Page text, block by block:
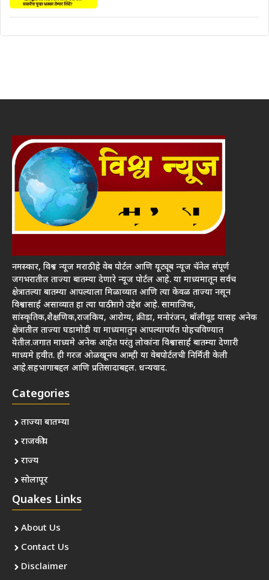
नमस्कार, विश्व न्यूज मराठी हे वेब पोर्टल आणि यूट्यूब न्यूज चॅनेल संपूर्ण
जगभरातील ताज्या बातम्या देणारे न्यूज पोर्टल आहे. या माध्यमातून सर्वच
क्षेत्रातल्या बातम्या आपल्याला मिळाव्यात आणि त्या केवळ ताज्या नसून
विश्वासार्ह असाव्यात हा त्या पाठीमागे उद्देश आहे. सामाजिक,
सांस्कृतिक,शैक्षणिक,राजकिय, आरोग्य, क्रीडा, मनोरंजन, बॉलीवूड यासह अनेक
क्षेत्रातील ताज्या घडामोडी या माध्यमातुन आपल्यापर्यंत पोहचविण्यात
येतील.जगात माध्यमे अनेक आहेत परंतु लोकांना विश्वासार्ह बातम्या देणारी
माध्यमे हवीत. ही गरज ओळखूनच आम्ही या वेबपोर्टलची निर्मिती केली
आहे.सहभागाबद्दल आणि प्रतिसादाबद्दल. धन्यवाद.
Categories
ताज्या बातम्या
राजकीय
राज्य
सोलापूर
Quakes Links
About Us
Contact Us
Disclaimer